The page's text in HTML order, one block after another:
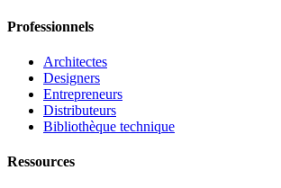
Professionnels
Architectes
Designers
Entrepreneurs
Distributeurs
Bibliothèque technique
Ressources